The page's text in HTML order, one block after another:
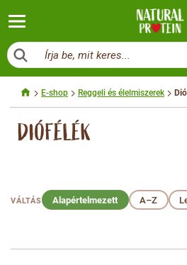
Írja be, mit keres...
E-shop Reggeli és élelmiszerek
DIÓFÉLÉK
VÁLTÁS Alapértelmezett A–Z